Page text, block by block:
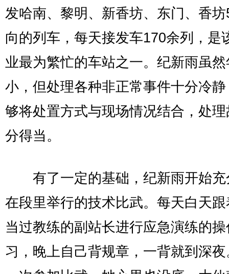
发哈南、黎明、新香坊、东门、香
向的列车，每天接发车170余列，是
业最为繁忙的车站之一。纪新雨虽
小，但处理各种非正常事件十分冷
够将处置方式与现场情况结合，处
分得当。
有了一定的基础，纪新雨开始充
在段里举行的技术比武。每天白天
当过教练的副站长进行应急演练的
习，晚上自己背规章，一背就到深